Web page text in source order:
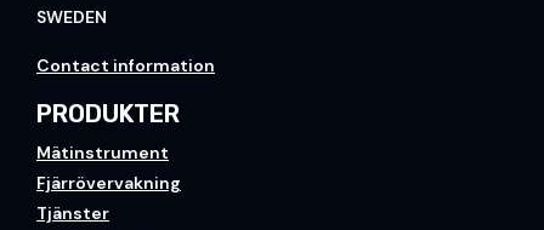
SWEDEN
Contact information
PRODUKTER
Mätinstrument
Fjärrövervakning
Tjänster